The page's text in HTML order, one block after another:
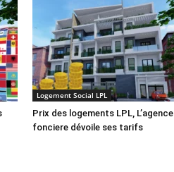
Logement Social LPL
Prix des logements LPL, L’agence
fonciere dévoile ses tarifs